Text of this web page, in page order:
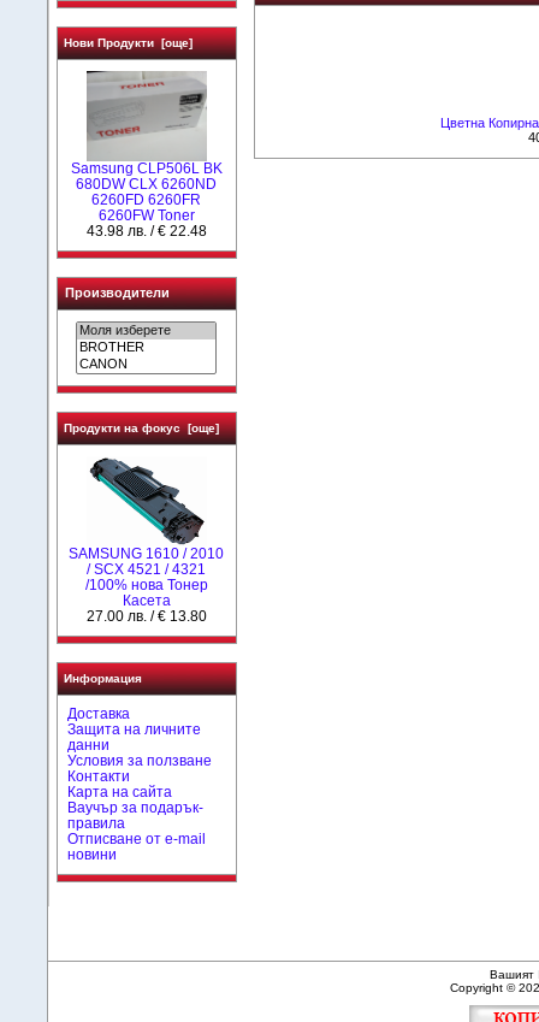
Нови Продукти [още]
Samsung CLP506L BK
680DW CLX 6260ND
6260FD 6260FR
6260FW Toner
43.98 лв. / € 22.48
Производители
Продукти на фокус [още]
SAMSUNG 1610 / 2010
/ SCX 4521 / 4321
/100% нова Toнер
Касета
27.00 лв. / € 13.80
Информация
Доставка
Защита на личните
данни
Условия за ползване
Контакти
Карта на сайта
Ваучър за подарък-
правила
Отписване от e-mail
новини
Цветна
Вашият
Copyright ©